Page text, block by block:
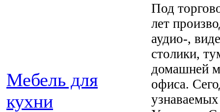
Мебель для
кухни
Под
лет
аудио-,
столики,
домашней
офиса.